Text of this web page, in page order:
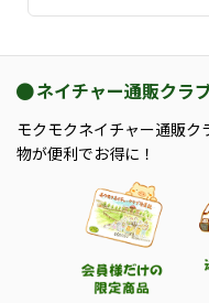
ネイチャー通販クラ
モクモクネイチャー通販
物が便利でお得に！